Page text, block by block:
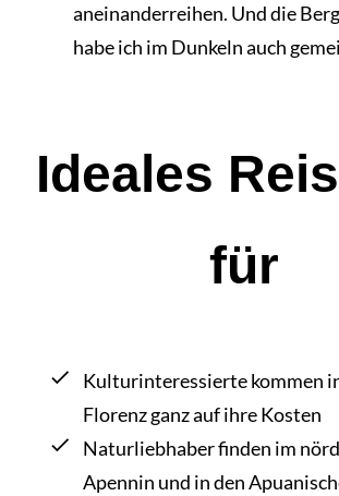
aneinanderreihen. Und die
habe ich im Dunkeln auch
Ideales
für
Kulturinteressierte kommen
Florenz ganz auf ihre Kosten
Naturliebhaber finden im
Apennin und in den